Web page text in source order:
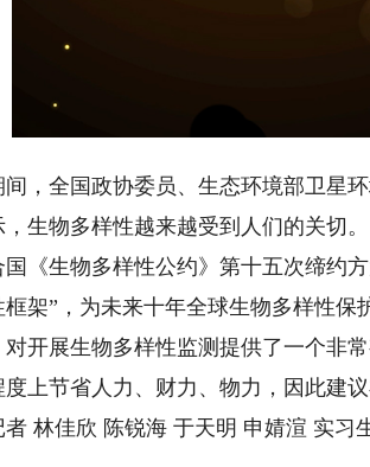
全国政协委员、生态环境部卫星
生物多样性越来越受到人们的关切。
《生物多样性公约》第十五次缔约
架”，为未来十年全球生物多样性保
开展生物多样性监测提供了一个非
上节省人力、财力、物力，因此建
林佳欣 陈锐海 于天明 申婧渲 实习